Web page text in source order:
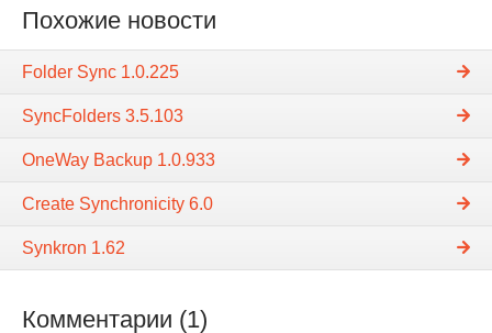
Похожие новости
Folder Sync 1.0.225
SyncFolders 3.5.103
OneWay Backup 1.0.933
Create Synchronicity 6.0
Synkron 1.62
Комментарии (1)